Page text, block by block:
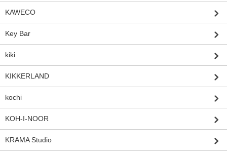
KAWECO
Key Bar
kiki
KIKKERLAND
kochi
KOH-I-NOOR
KRAMA Studio